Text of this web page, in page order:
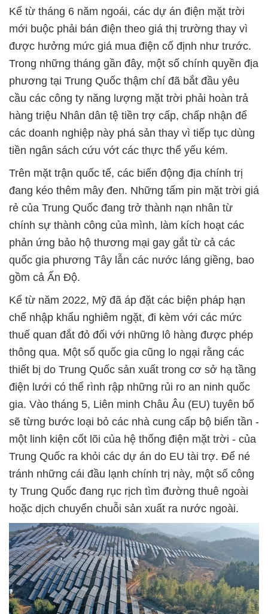
Kể từ tháng 6 năm ngoái, các dự án điện mặt trời
mới buộc phải bán điện theo giá thị trường thay vì
được hưởng mức giá mua điện cố định như trước.
Trong những tháng gần đây, một số chính quyền địa
phương tại Trung Quốc thậm chí đã bắt đầu yêu
cầu các công ty năng lượng mặt trời phải hoàn trả
hàng triệu Nhân dân tệ tiền trợ cấp, chấp nhận để
các doanh nghiệp này phá sản thay vì tiếp tục dùng
tiền ngân sách cứu vớt các thực thể yếu kém.
Trên mặt trận quốc tế, các biến động địa chính trị
đang kéo thêm mây đen. Những tấm pin mặt trời giá
rẻ của Trung Quốc đang trở thành nạn nhân từ
chính sự thành công của mình, làm kích hoạt các
phản ứng bảo hộ thương mại gay gắt từ cả các
quốc gia phương Tây lẫn các nước láng giềng, bao
gồm cả Ấn Độ.
Kể từ năm 2022, Mỹ đã áp đặt các biện pháp hạn
chế nhập khẩu nghiêm ngặt, đi kèm với các mức
thuế quan đắt đỏ đối với những lô hàng được phép
thông qua. Một số quốc gia cũng lo ngại rằng các
thiết bị do Trung Quốc sản xuất trong cơ sở hạ tầng
điện lưới có thể rình rập những rủi ro an ninh quốc
gia. Vào tháng 5, Liên minh Châu Âu (EU) tuyên bố
sẽ từng bước loại bỏ các nhà cung cấp bộ biến tần -
một linh kiện cốt lõi của hệ thống điện mặt trời - của
Trung Quốc ra khỏi các dự án do EU tài trợ. Để né
tránh những cái đầu lạnh chính trị này, một số công
ty Trung Quốc đang rục rịch tìm đường thuê ngoài
hoặc dịch chuyển chuỗi sản xuất ra nước ngoài.